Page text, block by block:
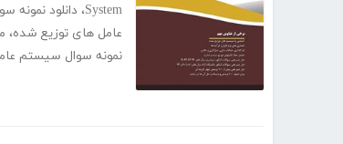
System، دانلود نمونه
عامل های توزیع شده،
نمونه سوال سیستم